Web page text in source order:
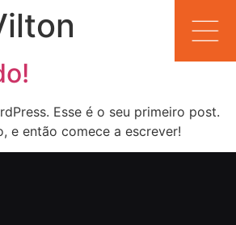
Esse é o seu primeiro post.
e então comece a escrever!